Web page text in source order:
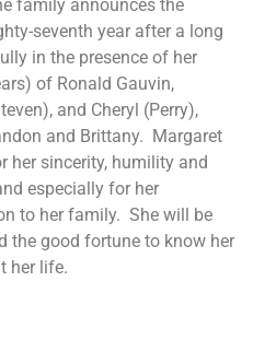
family announces the
seventh year after a long
in the presence of her
of Ronald Gauvin,
and Cheryl (Perry),
and Brittany. Margaret
her sincerity, humility and
especially for her
to her family. She will be
the good fortune to know her
her life.